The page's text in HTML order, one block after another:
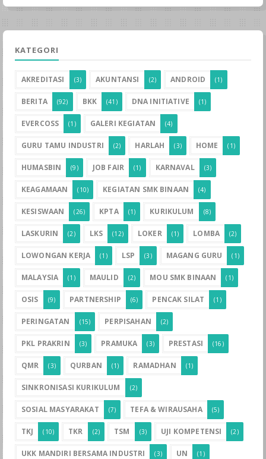
KATEGORI
AKREDITASI (3) AKUNTANSI (2) ANDROID (1)
BERITA (92) BKK (41) DNA INITIATIVE (1)
EVERCOSS (1) GALERI KEGIATAN (4)
GURU TAMU INDUSTRI (2) HARLAH (3) HOME (1)
HUMASBIN (9) JOB FAIR (1) KARNAVAL (3)
KEAGAMAAN (10) KEGIATAN SMK BINAAN (4)
KESISWAAN (26) KPTA (1) KURIKULUM (8)
LASKURIN (2) LKS (12) LOKER (1) LOMBA (2)
LOWONGAN KERJA (1) LSP (3) MAGANG GURU (1)
MALAYSIA (1) MAULID (2) MOU SMK BINAAN (1)
OSIS (9) PARTNERSHIP (6) PENCAK SILAT (1)
PERINGATAN (15) PERPISAHAN (2)
PKL PRAKRIN (3) PRAMUKA (3) PRESTASI (16)
QMR (3) QURBAN (1) RAMADHAN (1)
SINKRONISASI KURIKULUM (2)
SOSIAL MASYARAKAT (7) TEFA & WIRAUSAHA (5)
TKJ (10) TKR (2) TSM (3) UJI KOMPETENSI (2)
UKK MANDIRI BERSAMA INDUSTRI (3) UN (1)